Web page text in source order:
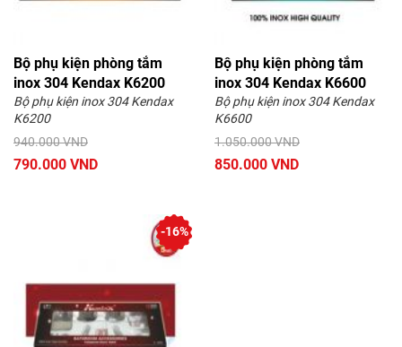
Bộ phụ kiện phòng tắm
inox 304 Kendax K6200
Bộ phụ kiện inox 304 Kendax
K6200
940.000 VND
790.000 VND
Bộ phụ kiện phòng tắm
inox 304 Kendax K6600
Bộ phụ kiện inox 304 Kendax
K6600
1.050.000 VND
850.000 VND
-16%